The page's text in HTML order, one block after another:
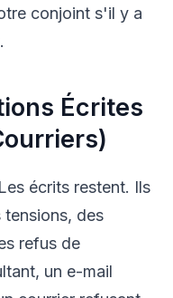
conjoint s'il y a
Écrites
Les écrits restent. Ils
tensions, des
refus de
un e-mail